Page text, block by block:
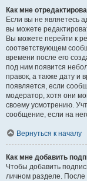
Как мне
Если вы не являетесь
вы можете
Вы можете перейти к
соответствующем
времени после его
под ним появится
правок, а также дату и
появляется, если
модератор, хотя они
своему усмотрению.
сообщение, если на
Вернуться к началу
Как мне добавить
Чтобы добавить
личном разделе. После